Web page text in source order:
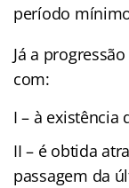
período
Já a
com:
I – à existência
II – é obtida
passagem da